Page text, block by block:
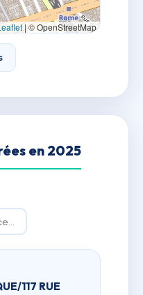
| © OpenStreetMap
en 2025
117 RUE